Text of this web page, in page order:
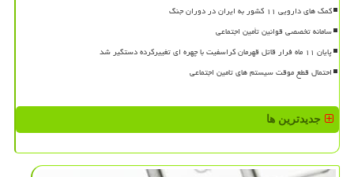
کمک های دارویی ۱۱ کشور به ایران در دوران جنگ
سامانه تخصصی قوانین تأمین اجتماعی
پایان ۱۱ ماه فرار قاتل قهرمان کراسفیت با چهره ای تغییرکرده دستگیر شد
احتمال قطع موقت سیستم های تامین اجتماعی
جدیدترین ها